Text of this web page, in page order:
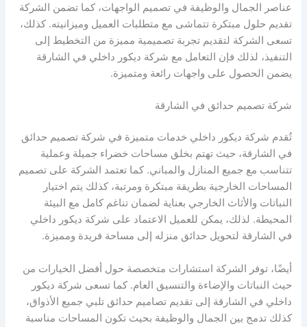
عناصر الجمال والوظيفة في تصميم الواجهات، كما تضمن الشركة
تقديم حلول مبتكرة تتماشى مع متطلبات العميل وميزانيته. كذلك،
تسعى الشركة لتقديم تجربة تصميمية مميزة من التخطيط إلى
التنفيذ، لذلك فإن التعامل مع شركة ديكور داخلي في الشارقة
يضمن الحصول على واجهات رائعة ومتميزة.
شركة تصميم حدائق في الشارقة
تُقدم شركة ديكور داخلي خدمات متميزة في شركة تصميم حدائق
في الشارقة، حيث تهتم بخلق مساحات خضراء جميلة وعملية
تتناسب مع جميع المنازل والمباني. كما تعتمد الشركة على تصميم
المساحات الخارجية بطريقة مبتكرة ومرتبة، كذلك يتم اختيار
النباتات والأثاث الخارجي بعناية لضمان تناغم كامل مع البيئة
المحيطة. لذلك، يمكن للعميل الاعتماد على شركة ديكور داخلي
في الشارقة لتحويل حدائق منزله إلى مساحة فريدة ومميزة.
أيضًا، توفر الشركة استشارات متخصصة حول أفضل الخيارات من
حيث النباتات والإضاءة والتنسيق العام. كما تسعى شركة ديكور
داخلي في الشارقة إلى تقديم تصاميم حدائق تلبي جميع الأذواق،
كذلك تدمج بين الجمال والوظيفة بحيث تكون المساحات مناسبة